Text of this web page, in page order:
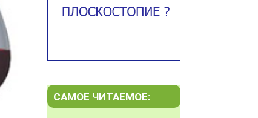
САМОЕ ЧИТАЕМОЕ: